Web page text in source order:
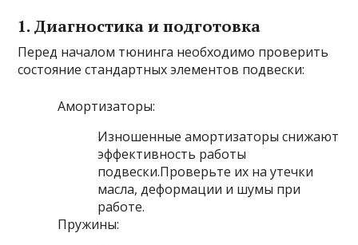
1. Диагностика и подготовка
Перед началом тюнинга необходимо проверить
состояние стандартных элементов подвески:
Амортизаторы:
Изношенные амортизаторы снижают
эффективность работы
подвески.Проверьте их на утечки
масла, деформации и шумы при
работе.
Пружины: